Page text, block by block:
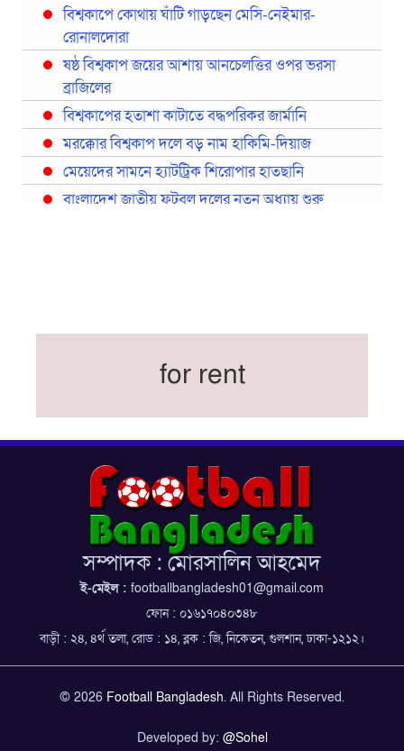
বিশ্বকাপে কোথায় ঘাঁটি গাড়ছেন মেসি-নেইমার-
রোনালদোরা
ষষ্ঠ বিশ্বকাপ জয়ের আশায় আনচেলত্তির ওপর ভরসা
ব্রাজিলের
বিশ্বকাপের হতাশা কাটাতে বদ্ধপরিকর জার্মানি
মরক্কোর বিশ্বকাপ দলে বড় নাম হাকিমি-দিয়াজ
মেয়েদের সামনে হ্যাটট্রিক শিরোপার হাতছানি
বাংলাদেশ জাতীয় ফুটবল দলের নতুন অধ্যায় শুরু
সরিয়ে নিয়েছে ইরান
বর্ষসেরা ক্রীড়াবিদ ও পপুলার চয়েজসহ ফুটবলার হামজা
ব্রাজিলের বিশ্বকাপ দলে নেইমার, জল্পনার অবসান
ইতিহাস গড়ার অপেক্ষায় রোনালদো!
ফেডারেশন কাপ: আজকের ফাইনাল বুধবার
কুল-বিএসপিএ অ্যাওয়ার্ডের সংক্ষিপ্ত তালিকায় হামজা-
ঋতুপর্ণা
বসুন্ধরা কিংসের ষষ্ঠ শিরোপা জয়
for rent
সম্পাদক : মোরসালিন আহমেদ
ই-মেইল : footballbangladesh01@gmail.com
ফোন : ০১৬১৭০৪০৩৪৮
বাড়ী : ২৪, ৪র্থ তলা, রোড : ১৪, ব্লক : জি, নিকেতন, গুলশান, ঢাকা-১২১২।
© 2026 Football Bangladesh. All Rights Reserved.
Developed by: @Sohel